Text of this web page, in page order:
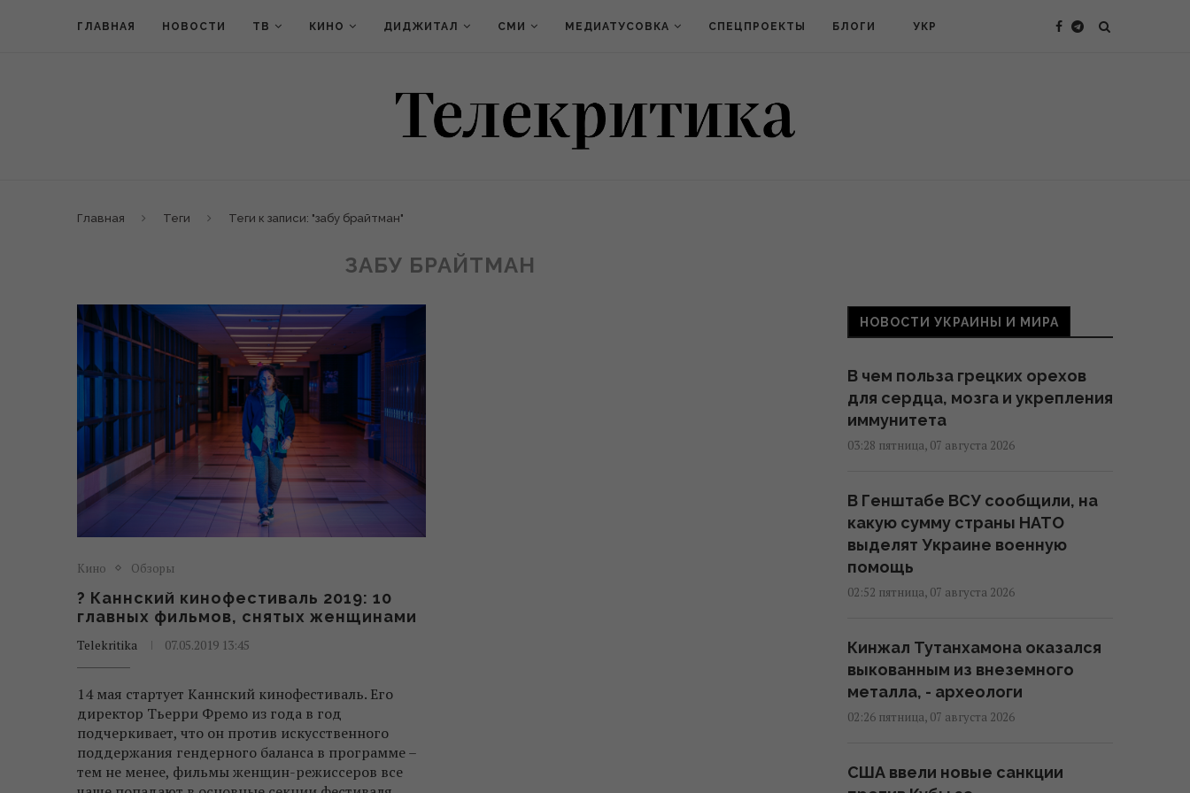
ГЛАВНАЯ НОВОСТИ ТВ КИНО ДИДЖИТАЛ СМИ МЕДИАТУСОВКА СПЕЦПРОЕКТЫ БЛОГИ УКР
Главная Теги Теги к записи: "забу брайтман"
ЗАБУ БРАЙТМАН
Кино Обзоры
? Каннский кинофестиваль 2019: 10
главных фильмов, снятых женщинами
Telekritika 07.05.2019 13:45
14 мая стартует Каннский кинофестиваль. Его
директор Тьерри Фремо из года в год
подчеркивает, что он против искусственного
поддержания гендерного баланса в программе –
тем не менее, фильмы женщин-режиссеров все
НОВОСТИ УКРАИНЫ И МИРА
В чем польза грецких орехов
для сердца, мозга и укрепления
иммунитета
03:28 пятница, 07 августа 2026
В Генштабе ВСУ сообщили, на
какую сумму страны НАТО
выделят Украине военную
помощь
02:52 пятница, 07 августа 2026
Кинжал Тутанхамона оказался
выкованным из внеземного
металла, - археологи
02:26 пятница, 07 августа 2026
США ввели новые санкции